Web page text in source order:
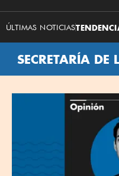
ÚLTIMAS NOTICIAS
SECRETARÍA